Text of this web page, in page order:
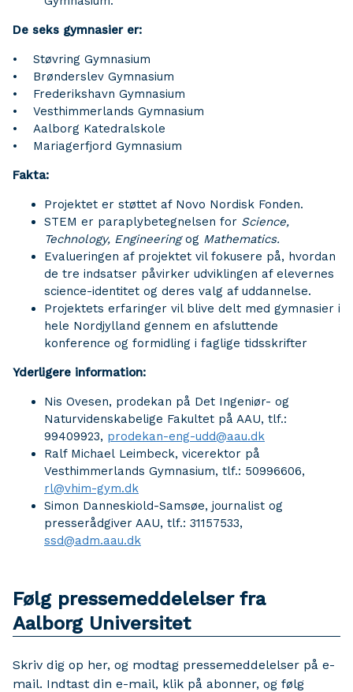
De seks gymnasier er:
• Støvring Gymnasium
• Brønderslev Gymnasium
• Frederikshavn Gymnasium
• Vesthimmerlands Gymnasium
• Aalborg Katedralskole
• Mariagerfjord Gymnasium
Fakta:
Projektet er støttet af Novo Nordisk Fonden.
STEM er paraplybetegnelsen for Science,
Technology, Engineeringog Mathematics.
Evalueringen af projektet vil fokusere på, hvordan
de tre indsatser påvirker udviklingen af elevernes
science-identitet og deres valg af uddannelse.
Projektets erfaringer vil blive delt med gymnasier i
hele Nordjylland gennem en afsluttende
konference og formidling i faglige tidsskrifter
Yderligere information:
Nis Ovesen, prodekan på Det Ingeniør- og
Naturvidenskabelige Fakultet på AAU, tlf.:
99409923, prodekan-eng-udd@aau.dk
Ralf Michael Leimbeck, vicerektor på
Vesthimmerlands Gymnasium, tlf.: 50996606,
rl@vhim-gym.dk
Simon Danneskiold-Samsøe, journalist og
presserådgiver AAU, tlf.: 31157533,
ssd@adm.aau.dk
Følg pressemeddelelser fra
Aalborg Universitet
Skriv dig op her, og modtag pressemeddelelser på e-
mail. Indtast din e-mail, klik på abonner, og følg